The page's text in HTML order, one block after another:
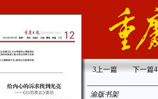
3上一篇 下一篇4
渝版书架